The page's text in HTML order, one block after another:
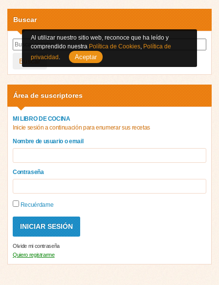
Buscar
Buscar
Área de suscriptores
MI LIBRO DE COCINA
Inicie sesión a continuación para enumerar sus recetas
Nombre de usuario o email
Contraseña
Recuérdame
Olvide mi contraseña
Quiero registrarme
Al utilizar nuestro sitio web, reconoce que ha leído y
comprendido nuestra Política de Cookies, Política de
privacidad . Aceptar